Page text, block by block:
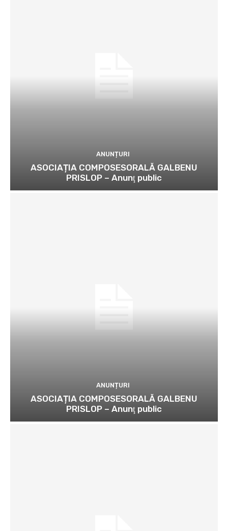
ANUNȚURI
ASOCIAȚIA COMPOSESORALĂ GALBENU
PRISLOP – Anunţ public
ANUNȚURI
ASOCIAȚIA COMPOSESORALĂ GALBENU
PRISLOP – Anunţ public